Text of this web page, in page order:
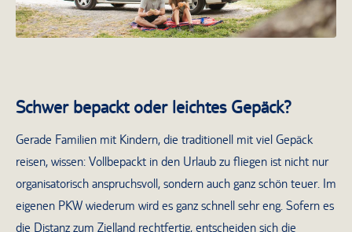
Schwer bepackt oder leichtes Gepäck?
Gerade Familien mit Kindern, die traditionell mit viel Gepäck
reisen, wissen: Vollbepackt in den Urlaub zu fliegen ist nicht nur
organisatorisch anspruchsvoll, sondern auch ganz schön teuer. Im
eigenen PKW wiederum wird es ganz schnell sehr eng. Sofern es
die Distanz zum Zielland rechtfertig, entscheiden sich die